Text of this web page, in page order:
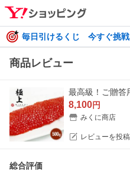
毎日引けるくじ 今すぐ挑戦
商品レビュー
最高級！ご贈答
8,100円
みくに商店
レビューを投
総合評価